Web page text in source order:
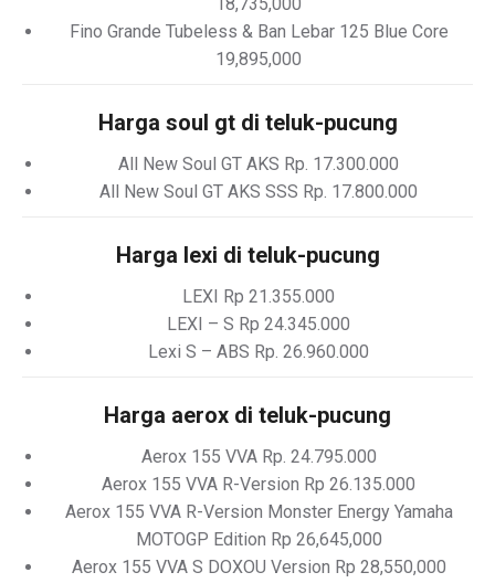
Fino Grande Tubeless & Ban Lebar 125 Blue Core
19,895,000
Harga soul gt di teluk-pucung
All New Soul GT AKS Rp. 17.300.000
All New Soul GT AKS SSS Rp. 17.800.000
Harga lexi di teluk-pucung
LEXI Rp 21.355.000
LEXI – S Rp 24.345.000
Lexi S – ABS Rp. 26.960.000
Harga aerox di teluk-pucung
Aerox 155 VVA Rp. 24.795.000
Aerox 155 VVA R-Version Rp 26.135.000
Aerox 155 VVA R-Version Monster Energy Yamaha
MOTOGP Edition Rp 26,645,000
Aerox 155 VVA S DOXOU Version Rp 28,550,000